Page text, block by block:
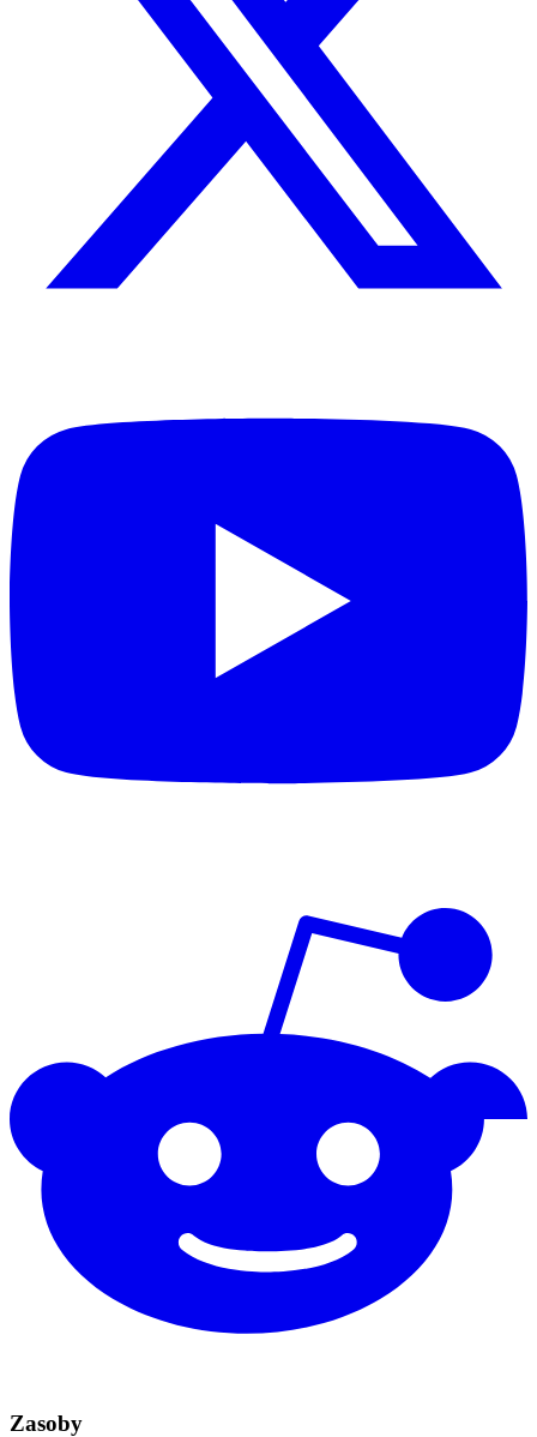
Zasoby